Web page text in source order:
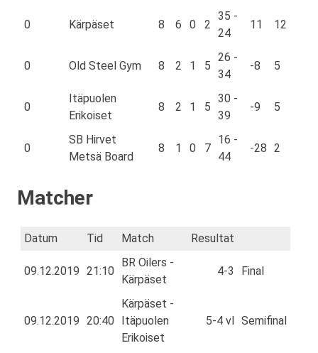
0 Kärpäset 8 6 0 2
35 -
24
11 12
0 Old Steel Gym 8 2 1 5
26 -
34
-8 5
0
Itäpuolen
Erikoiset
8 2 1 5
30 -
39
-9 5
0
SB Hirvet
Metsä Board
8 1 0 7
16 -
44
-28 2
Matcher
Datum Tid Match Resultat
09.12.2019 21:10
BR Oilers -
Kärpäset
4-3 Final
09.12.2019 20:40
Kärpäset -
Itäpuolen
Erikoiset
5-4 vl Semifinal